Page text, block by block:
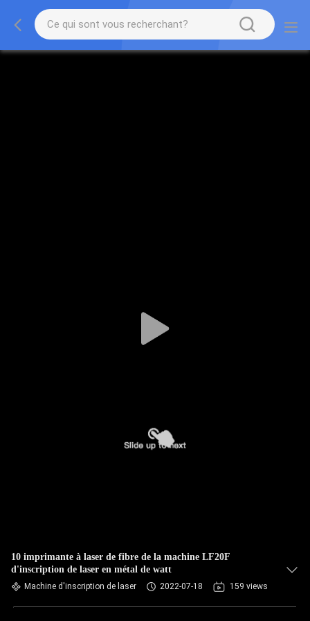
10 imprimante à laser de fibre de la machine LF20F
d'inscription de laser en métal de watt
Machine d'inscription de laser 2022-07-18 159 views